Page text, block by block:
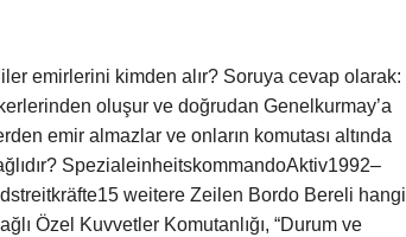
emirlerini kimden alır? Soruya cevap olarak:
oluşur ve doğrudan Genelkurmay’a
emir almazlar ve onların komutası altında
SpezialeinheitskommandoAktiv1992–
weitere Zeilen Bordo Bereli hangi
Özel Kuvvetler Komutanlığı, “Durum ve